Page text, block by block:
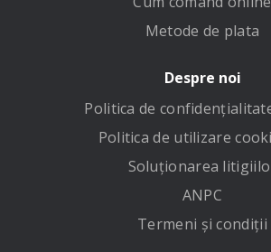
Metode de plata
Despre noi
Politica de
Politica de utilizare
Soluționarea
ANPC
Termeni și condiții